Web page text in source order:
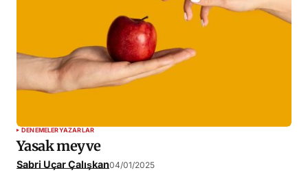
DENEMELERYAZARLAR
Yasak meyve
Sabri Uçar Çalışkan04/01/2025